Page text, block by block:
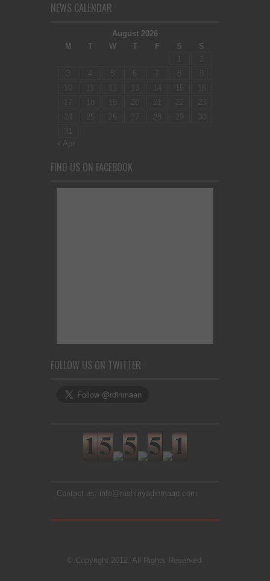
NEWS CALENDAR
August 2026
M
T W T F S
S
1
2
3
5 7 8
10
11 12 13 14 15
16
17
18 19 20 21 22
23
24
25 26 27 28 29
30
31
« Apr
FIND US ON FACEBOOK
FOLLOW US ON TWITTER
Contact us: info@rashtriyadinmaan.com
© Copyright 2012. All Rights Reserved.